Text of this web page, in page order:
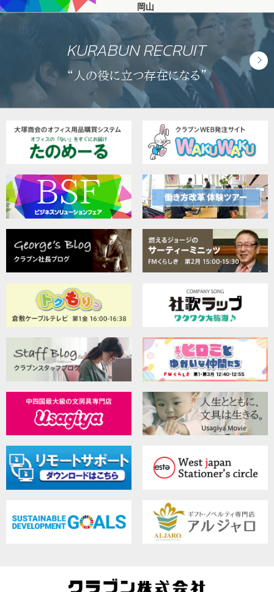
岡山
KURABUN RECRUIT
“人の役に立つ存在になる”